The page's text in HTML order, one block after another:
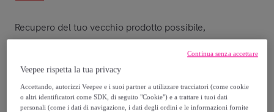
Recupero del tuo vecchio prodotto possibile,
Venduto daEMPRENDIMIENTOS URBANOS
Veepee rispetta la tua privacy
Accettando, autorizzi Veepee e i suoi partner a utilizzare tracciatori (come cookie
o altri identificatori come SDK, di seguito "Cookie") e a trattare i tuoi dati
personali (come i dati di navigazione, i dati degli ordini e le informazioni fornite
Continua senza accettare